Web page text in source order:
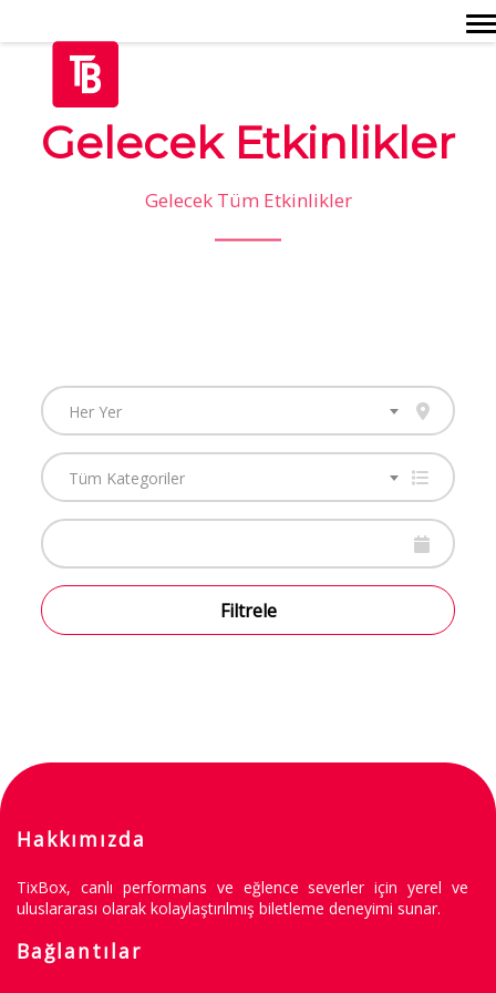
Gelecek Etkinlikler
Gelecek Tüm Etkinlikler
Her Yer
Tüm Kategoriler
Filtrele
Hakkımızda
TixBox, canlı performans ve eğlence severler için yerel ve
uluslararası olarak kolaylaştırılmış biletleme deneyimi sunar.
Bağlantılar